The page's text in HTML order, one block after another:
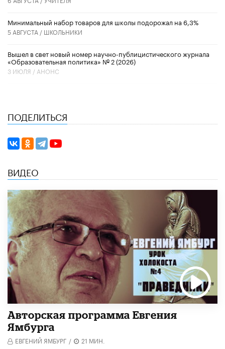
Минимальный набор товаров для школы подорожал на 6,3%
5 АВГУСТА / ШКОЛЬНИКИ
Вышел в свет новый номер научно-публицистического журнала
«Образовательная политика» № 2 (2026)
3 ИЮЛЯ / АНОНС
ПОДЕЛИТЬСЯ
ВИДЕО
Авторская программа Евгения
Ямбурга
ЕВГЕНИЙ ЯМБУРГ / 21 МИН.